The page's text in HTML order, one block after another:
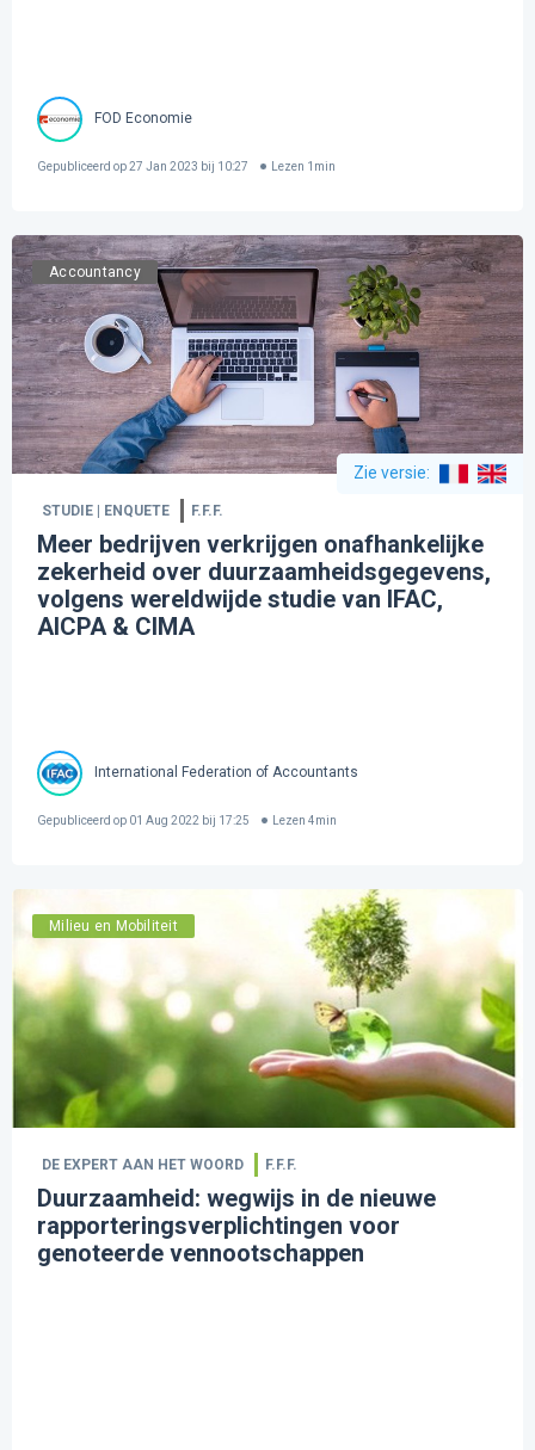
FOD Economie
Gepubliceerd op27 Jan 2023 bij 10:27 Lezen 1 min
Accountancy
Zie versie:
STUDIE | ENQUETE F.F.F.
Meer bedrijven verkrijgen onafhankelijke
zekerheid over duurzaamheidsgegevens,
volgens wereldwijde studie van IFAC,
AICPA & CIMA
International Federation of Accountants
Gepubliceerd op 01 Aug 2022 bij 17:25 Lezen 4min
Milieu en Mobiliteit
DE EXPERT AAN HET WOORD F.F.F.
Duurzaamheid: wegwijs in de nieuwe
rapporteringsverplichtingen voor
genoteerde vennootschappen